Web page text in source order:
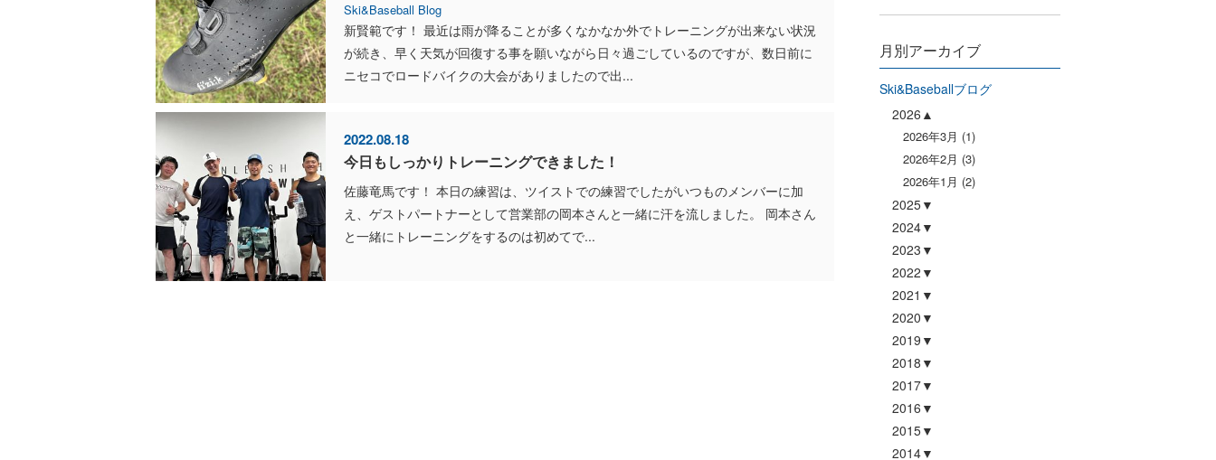
Ski&Baseball Blog
新賢範です！ 最近は雨が降ることが多くなかなか外でトレーニングが出来ない状況
が続き、早く天気が回復する事を願いながら日々過ごしているのですが、数日前に
ニセコでロードバイクの大会がありましたので出...
2022.08.18
今日もしっかりトレーニングできました！
佐藤竜馬です！ 本日の練習は、ツイストでの練習でしたがいつものメンバーに加
え、ゲストパートナーとして営業部の岡本さんと一緒に汗を流しました。 岡本さん
と一緒にトレーニングをするのは初めてで...
月別アーカイブ
Ski&Baseballブログ
2026
2026年3月 (1)
2026年2月 (3)
2026年1月 (2)
2025
2024
2023
2022
2021
2020
2019
2018
2017
2016
2015
2014